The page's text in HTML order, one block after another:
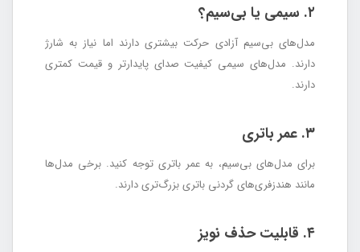
۲. سیمی یا بی‌سیم؟
مدل‌های بی‌سیم آزادی حرکت بیشتری دارند اما نیاز به شارژ
دارند. مدل‌های سیمی کیفیت صدای پایدارتر و قیمت کمتری
دارند.
۳. عمر باتری
برای مدل‌های بی‌سیم، به عمر باتری توجه کنید. برخی مدل‌ها
مانند هندزفری‌های گردنی باتری بزرگ‌تری دارند.
۴. قابلیت حذف نویز